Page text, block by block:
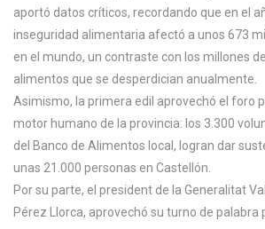
aportó datos críticos, recordando que en el
inseguridad alimentaria afectó a unos 673
en el mundo, un contraste con los millones
alimentos que se desperdician anualmente.
Asimismo, la primera edil aprovechó el foro
motor humano de la provincia: los 3.300
del Banco de Alimentos local, logran dar
unas 21.000 personas en Castellón.
Por su parte, el president de la Generalitat
Pérez Llorca, aprovechó su turno de palabra